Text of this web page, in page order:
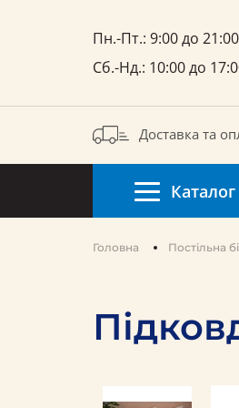
Пн.-Пт.: 9:00 до 21:00
Сб.-Нд.: 10:00 до
Доставка та
Каталог
Головна Постільна